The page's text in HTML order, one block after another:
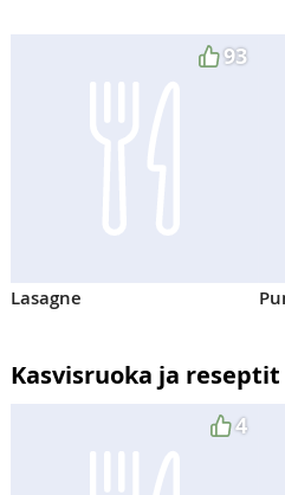
93
Lasagne
Kasvisruoka ja reseptit
4